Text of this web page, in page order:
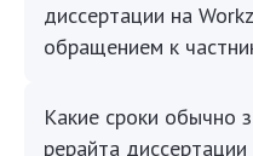
диссертации на
обращением к
Какие сроки обычно
рерайта